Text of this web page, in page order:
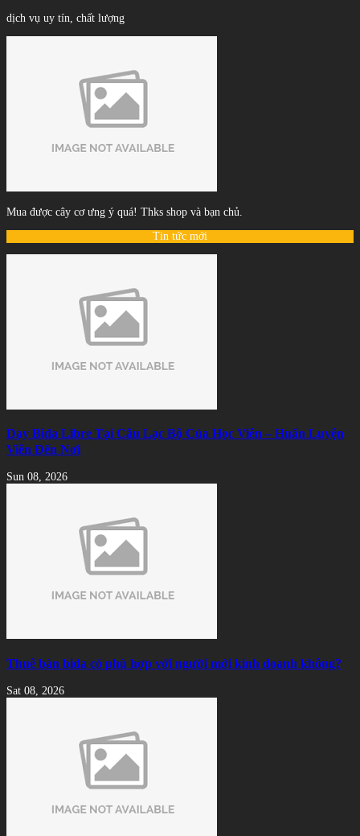
dịch vụ uy tín, chất lượng
Mua được cây cơ ưng ý quá! Thks shop và bạn chủ.
Tin tức mới
Dạy Bida Libre Tại Câu Lạc Bộ Của Học Viên – Huấn Luyện
Viên Đến Nơi
Sun 08, 2026
Thuê bàn bida có phù hợp với người mới kinh doanh không?
Sat 08, 2026